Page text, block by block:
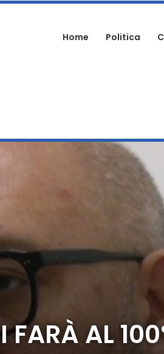
Home Politica
FARÀ AL